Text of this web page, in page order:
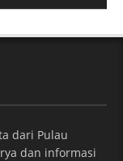
dari Pulau
dan informasi